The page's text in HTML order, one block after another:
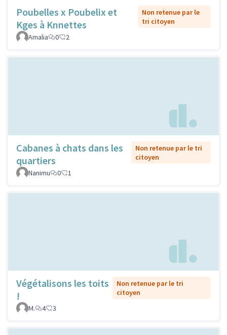
Poubelles x Poubelix et
Kges à Knnettes
Non retenue par le
tri citoyen
Amalia
0 2
Cabanes à chats dans les
quartiers
Non retenue par le tri
citoyen
Nanimu
0 1
Végétalisons les toits
!
Non retenue par le tri
citoyen
M.
4 3